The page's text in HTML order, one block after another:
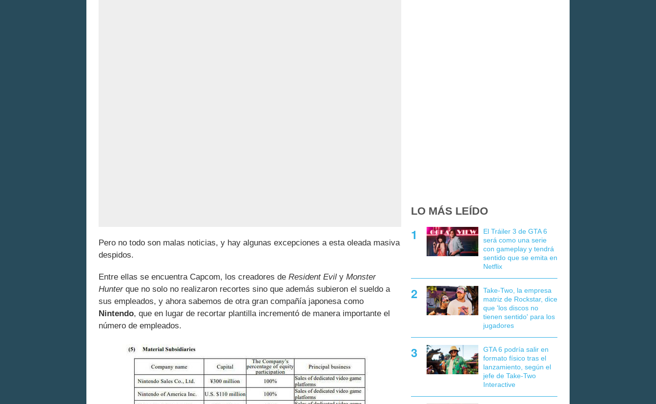
Pero no todo son malas noticias, y hay algunas excepciones a esta oleada masiva
despidos.
Entre ellas se encuentra Capcom, los creadores de Resident Evil y Monster
Hunterque no solo no realizaron recortes sino que además subieron el sueldo a
sus empleados, y ahora sabemos de otra gran compañía japonesa como
Nintendo, que en lugar de recortar plantilla incrementó de manera importante el
número de empleados.
LO MÁS LEÍDO
El Tráiler 3 de GTA 6
será como una serie
con gameplay y tendrá
sentido que se emita en
Netflix
Take-Two, la empresa
matriz de Rockstar, dice
que 'los discos no
tienen sentido' para los
jugadores
GTA 6 podría salir en
formato físico tras el
lanzamiento, según el
jefe de Take-Two
Interactive